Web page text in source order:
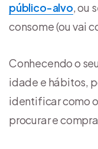
público-alvo, ou
consome (ou vai
Conhecendo o
idade e hábitos,
identificar como
procurar e